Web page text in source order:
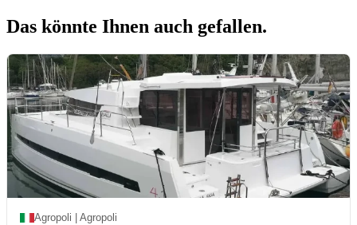
Das könnte Ihnen auch gefallen.
Agropoli | Agropoli